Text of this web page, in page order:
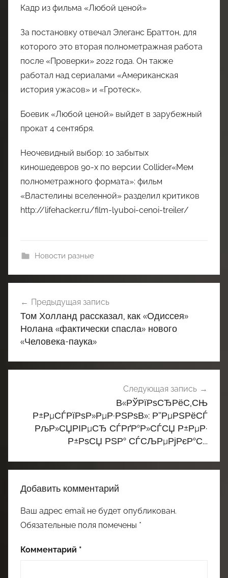
Кадр из фильма «Любой ценой»
За постановку отвечал Элеганс Браттон, для
которого это вторая полнометражная работа
после «Проверки» 2022 года. Он также
работал над сериалами «Американская
история ужасов» и «Гротеск».
Боевик «Любой ценой» выйдет в зарубежный
прокат 4 сентября.
Неочевидный выбор: 10 забытых
киношедевров 90-х по версии Collider«Мем
полнометражного формата»: фильм
«Властелины вселенной» разделил критиков
http://lifehacker.ru/film-lyuboi-cenoi-treiler/
Новости разные
по
записям
Предыдущая запись
Том Холланд рассказал, как «Одиссея»
Нолана «фактически спасла» нового
«Человека-паука»
Следующая запись
В«РЎРїРѕСЂРёС‚СЊ
Р±РµСЃРїРѕР»РµР·РЅРѕВ»: Р”РµРЅРёСЃ
РљР»СЏРІРµСЂ СЃРґР°Р»СЃСЏ Р±РµР·
Р±РѕСЏ РЅР° СЃСЉРµРјРєР°С…
Добавить комментарий
Ваш адрес email не будет опубликован.
Обязательные поля помечены *
Комментарий *